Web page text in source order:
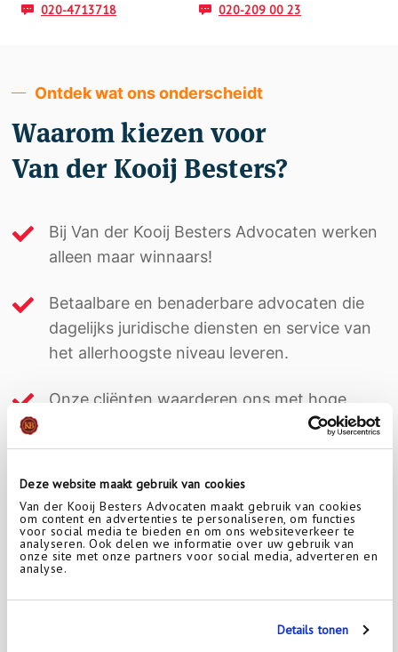
Deze website maakt gebruik van cookies
Van der Kooij Besters Advocaten maakt gebruik van cookies
om content en advertenties te personaliseren, om functies
voor social media te bieden en om ons websiteverkeer te
analyseren. Ook delen we informatie over uw gebruik van
onze site met onze partners voor social media, adverteren en
analyse.
Details tonen
020-4713718
020-209 00 23
Ontdek wat ons onderscheidt
Waarom kiezen voor
Van der Kooij Besters?
Bij Van der Kooij Besters Advocaten werken
alleen maar winnaars!
Betaalbare en benaderbare advocaten die
dagelijks juridische diensten en service van
het allerhoogste niveau leveren.
Onze cliënten waarderen ons met hoge
Lees meer